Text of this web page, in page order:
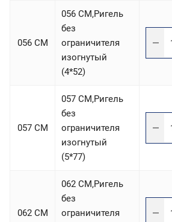
056 CM
056 СM,Ригель
без
ограничителя
изогнутый
(4*52)
057 CM
057 СM,Ригель
без
ограничителя
изогнутый
(5*77)
062 CM
062 СM,Ригель
без
ограничителя